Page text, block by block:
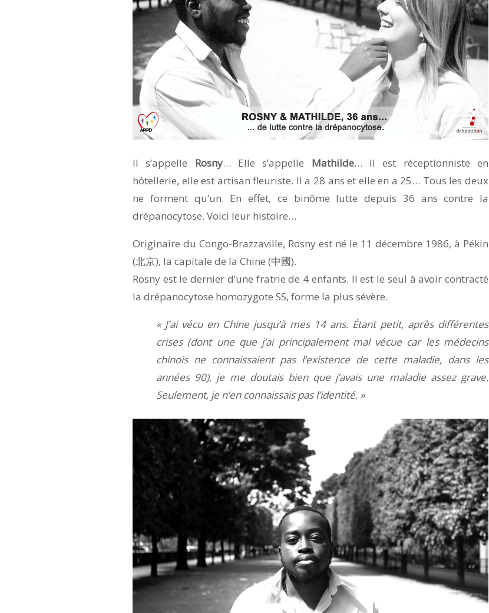
Il s’appelle Rosny… Elle s’appelle Mathilde… Il est réceptionniste en
hôtellerie, elle est artisan fleuriste. Il a 28 ans et elle en a 25… Tous les deux
ne forment qu’un. En effet, ce binôme lutte depuis 36 ans contre la
drépanocytose. Voici leur histoire…
Originaire du Congo-Brazzaville, Rosny est né le 11 décembre 1986, à Pékin
(北京), la capitale de la Chine (中國).
Rosny est le dernier d’une fratrie de 4 enfants. Il est le seul à avoir contracté
la drépanocytose homozygote SS, forme la plus sévère.
« J’ai vécu en Chine jusqu’à mes 14 ans. Étant petit, après différentes
crises (dont une que j’ai principalement mal vécue car les médecins
chinois ne connaissaient pas l’existence de cette maladie, dans les
années 90), je me doutais bien que j’avais une maladie assez grave.
Seulement, je n’en connaissais pas l’identité. »